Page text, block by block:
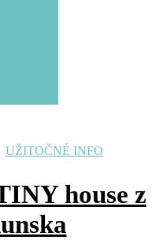
UŽITOČNÉ INFO
house z